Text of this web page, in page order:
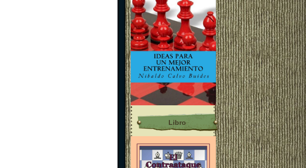
Libro